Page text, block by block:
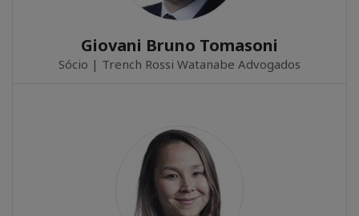
Giovani Bruno Tomasoni
Sócio | Trench Rossi Watanabe Advogados